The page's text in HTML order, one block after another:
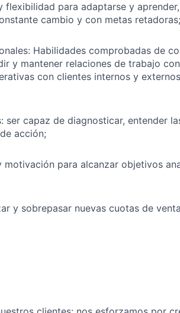
flexibilidad para adaptarse y
cambio y con metas retadoras;
Habilidades comprobadas de
y mantener relaciones de trabajo
con clientes internos y
ser capaz de diagnosticar, entender
acción;
motivación para alcanzar objetivos
y sobrepasar nuevas cuotas de